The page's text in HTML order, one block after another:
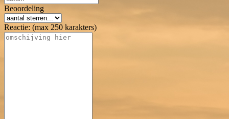
Beoordeling
Reactie: (max 250 karakters)